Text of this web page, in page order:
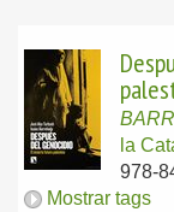
la
978-
Mostrar tags